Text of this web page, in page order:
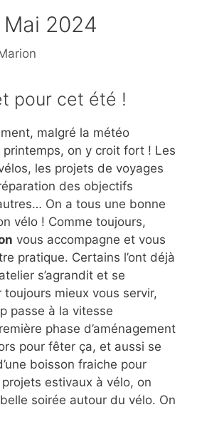
2024
pour cet été !
malgré la météo
on y croit fort ! Les
les projets de voyages
des objectifs
On a tous une bonne
vélo ! Comme toujours,
vous accompagne et vous
pratique. Certains l’ont déjà
s’agrandit et se
mieux vous servir,
passe à la vitesse
phase d’aménagement
pour fêter ça, et aussi se
boisson fraiche pour
estivaux à vélo, on
soirée autour du vélo. On